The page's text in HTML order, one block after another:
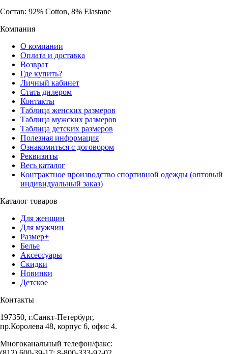
Состав: 92% Cotton, 8% Elastane
Компания
О компании
Оплата и доставка
Возврат
Где купить?
Личный кабинет
Стать дилером
Контакты
Таблица женских размеров
Таблица мужских размеров
Таблица детских размеров
Полезная информация
Ознакомиться с договором
Реквизиты
Весь каталог
Контрактное производство спортивной одежды (оптовый
индивидуальный заказ)
Каталог товаров
Для женщин
Для мужчин
Размер+
Белье
Аксессуары
Скидки
Новинки
Детское
Контакты
197350, г.Санкт-Петербург,
пр.Королева 48, корпус 6, офис 4.
Многоканальный телефон/факс: